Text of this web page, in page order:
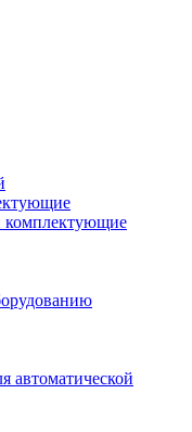
комплектующие
автоматической